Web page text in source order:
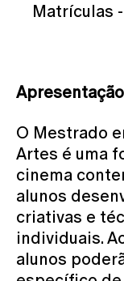
Matrículas
Apresentação
O Mestrado
Artes é uma
cinema
alunos
criativas e
individuais.
alunos